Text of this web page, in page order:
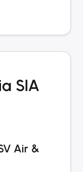
SIA
Air &